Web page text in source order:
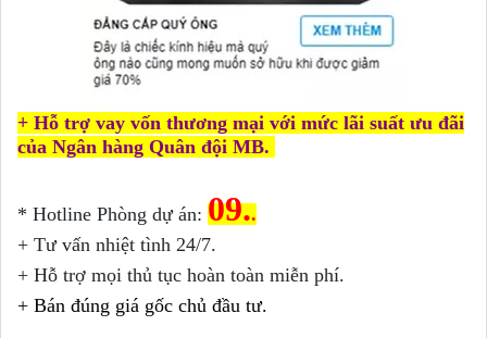
+ Hỗ trợ vay vốn thương mại với mức lãi suất ưu đãi
của Ngân hàng Quân đội MB.
* Hotline Phòng dự án: 09..
+ Tư vấn nhiệt tình 24/7.
+ Hỗ trợ mọi thủ tục hoàn toàn miễn phí.
+ Bán đúng giá gốc chủ đầu tư.